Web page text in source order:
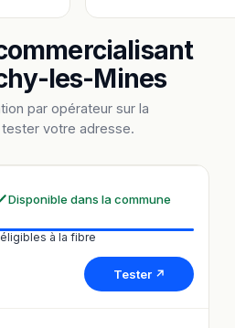
les-Mines
par opérateur sur la
votre adresse.
Disponible dans la commune
à la fibre
Tester ↗